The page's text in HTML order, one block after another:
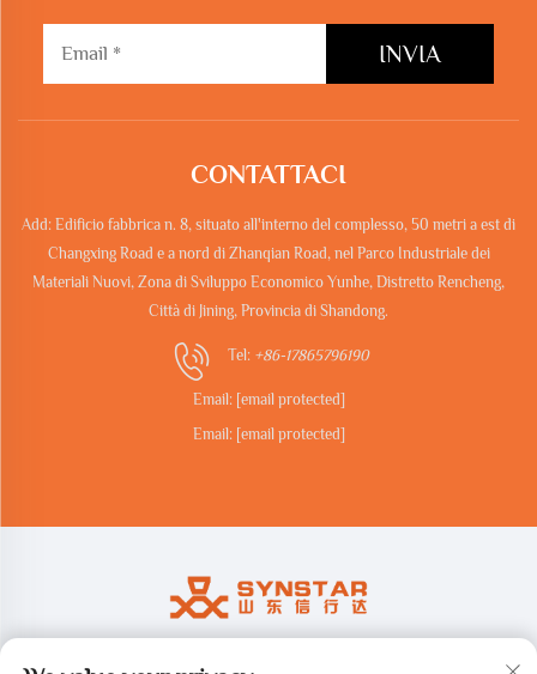
INVIA
CONTATTACI
Add: Edificio fabbrica n. 8, situato all'interno del complesso, 50 metri a est di
Changxing Road e a nord di Zhanqian Road, nel Parco Industriale dei
Materiali Nuovi, Zona di Sviluppo Economico Yunhe, Distretto Rencheng,
Città di Jining, Provincia di Shandong.
Tel: +86-17865796190
Email: [email protected]
Email: [email protected]